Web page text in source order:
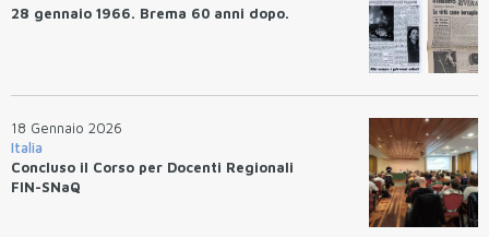
28 gennaio 1966. Brema 60 anni dopo.
18 Gennaio 2026
Italia
Concluso il Corso per Docenti Regionali
FIN-SNaQ